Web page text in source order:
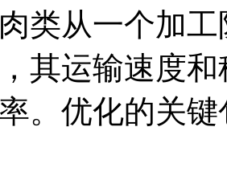
类从一个加
其运输速度
。优化的关键